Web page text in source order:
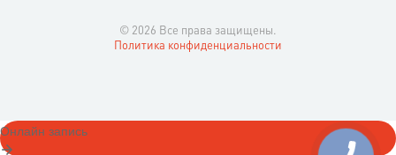
© 2026 Все права защищены.
Политика конфиденциальности